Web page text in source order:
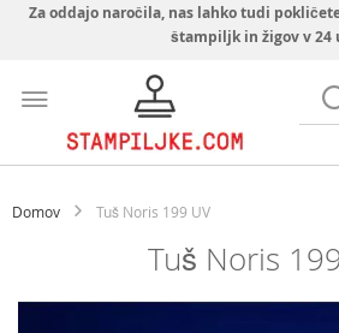
Za oddajo naročila, nas lahko tudi
štampiljk in žigov v 24
vsebino
Domov Tuš Noris 199 UV
Tuš Noris
Preskoči